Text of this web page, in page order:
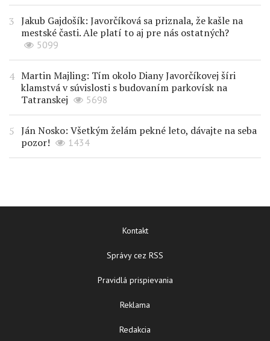
Jakub Gajdošík: Javorčíková sa priznala, že kašle na
mestské časti. Ale platí to aj pre nás ostatných?
5099
Martin Majling: Tím okolo Diany Javorčíkovej šíri
klamstvá v súvislosti s budovaním parkovísk na
Tatranskej
5698
Ján Nosko: Všetkým želám pekné leto, dávajte na seba
pozor!
1434
Kontakt
Správy cez RSS
Pravidlá prispievania
Reklama
Redakcia